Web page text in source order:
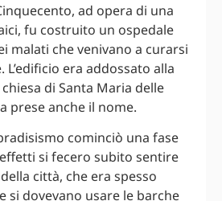
ad opera di una
fu costruito un ospedale
malati che venivano a curarsi
era addossato alla
di Santa Maria delle
prese anche il nome.
cominciò una fase
si fecero subito sentire
città, che era spesso
si dovevano usare le barche